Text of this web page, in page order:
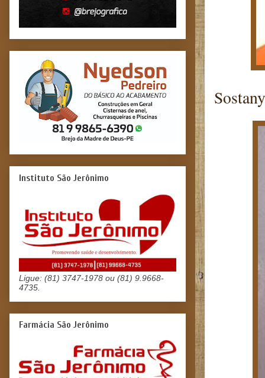
Instituto São Jerônimo
Ligue: (81) 3747-1978 ou (81) 9.9668-
4735.
Farmácia São Jerônimo